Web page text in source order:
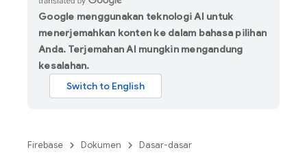
Google menggunakan teknologi AI untuk
menerjemahkan konten ke dalam bahasa pilihan
Anda. Terjemahan AI mungkin mengandung
kesalahan.
Firebase Dokumen Dasar-dasar